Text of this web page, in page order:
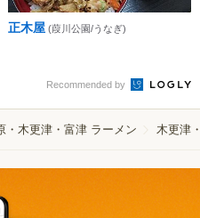
正木屋 (葭川公園/うなぎ)
Recommended by
・木更津・富津 ラーメン 木更津